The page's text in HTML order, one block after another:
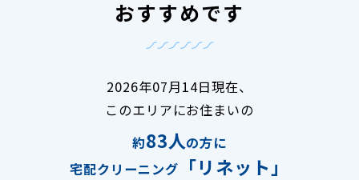
おすすめです
2026年07月14日現在、
このエリアにお住まいの
約83人の方に
宅配クリーニング
「リネット」